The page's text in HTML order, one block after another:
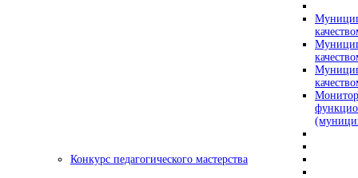
Конкурс педагогического мастерства